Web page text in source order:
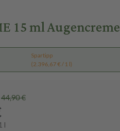
15 ml Augencreme
Spartipp
(2.396,67 € / 1 l)
44,90 €
l